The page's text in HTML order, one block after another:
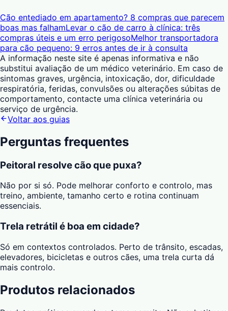
Cão entediado em apartamento? 8 compras que parecem
boas mas falhamLevar o cão de carro à clínica: três
compras úteis e um erro perigosoMelhor transportadora
para cão pequeno: 9 erros antes de ir à consulta
A informação neste site é apenas informativa e não
substitui avaliação de um médico veterinário. Em caso de
sintomas graves, urgência, intoxicação, dor, dificuldade
respiratória, feridas, convulsões ou alterações súbitas de
comportamento, contacte uma clínica veterinária ou
serviço de urgência.
Voltar aos guias
Perguntas frequentes
Peitoral resolve cão que puxa?
Não por si só. Pode melhorar conforto e controlo, mas
treino, ambiente, tamanho certo e rotina continuam
essenciais.
Trela retrátil é boa em cidade?
Só em contextos controlados. Perto de trânsito, escadas,
elevadores, bicicletas e outros cães, uma trela curta dá
mais controlo.
Produtos relacionados